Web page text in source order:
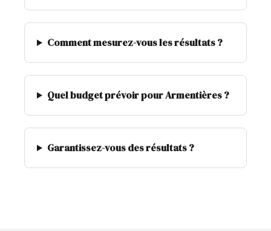
Comment mesurez-vous les résultats ?
Quel budget prévoir pour Armentières ?
Garantissez-vous des résultats ?